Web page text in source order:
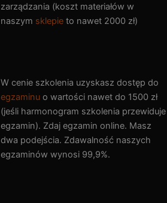
zarządzania (koszt materiałów w
naszym sklepie to nawet 2000 zł)
W cenie szkolenia uzyskasz dostęp do
egzaminu o wartości nawet do 1500 zł
(jeśli harmonogram szkolenia przewiduje
egzamin). Zdaj egzamin online. Masz
dwa podejścia. Zdawalność naszych
egzaminów wynosi 99,9%.